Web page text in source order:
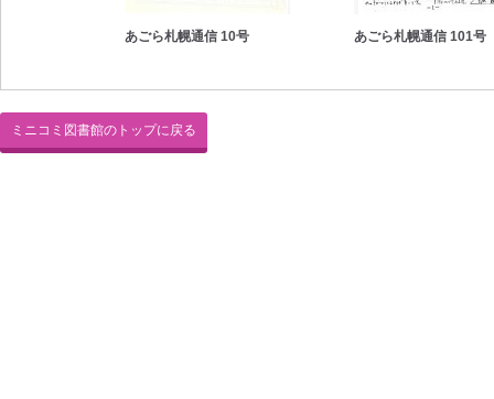
あごら札幌通信 10号 あごら札幌通信 101号
ミニコミ図書館のトップに戻る